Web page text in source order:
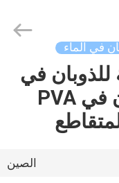
في الماء
للذوبان في
الماء القابلة للذوبان في PVA
الصين